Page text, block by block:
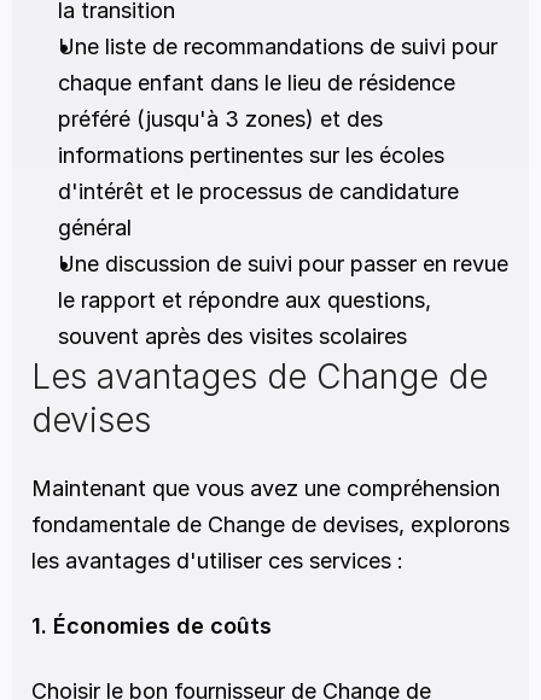
la transition
Une liste de recommandations de suivi pour
chaque enfant dans le lieu de résidence
préféré (jusqu'à 3 zones) et des
informations pertinentes sur les écoles
d'intérêt et le processus de candidature
général
Une discussion de suivi pour passer en revue
le rapport et répondre aux questions,
souvent après des visites scolaires
Les avantages de Change de
devises
Maintenant que vous avez une compréhension
fondamentale de Change de devises, explorons
les avantages d'utiliser ces services :
1. Économies de coûts
Choisir le bon fournisseur de Change de